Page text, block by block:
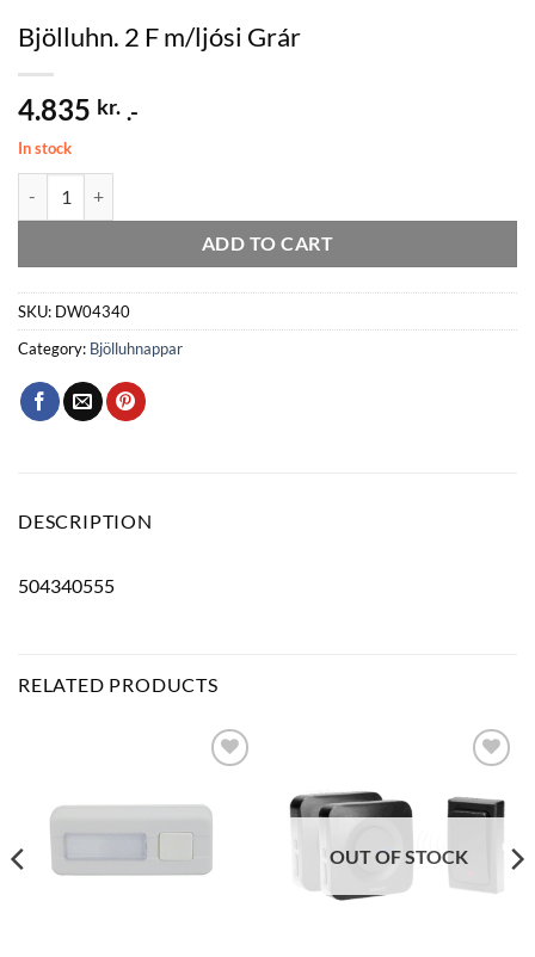
Bjölluhn. 2 F m/ljósi Grár
4.835 kr. .-
In stock
ADD TO CART
SKU: DW04340
Category: Bjölluhnappar
DESCRIPTION
504340555
RELATED PRODUCTS
óskalista
við á
óskalista
OUT OF STOCK